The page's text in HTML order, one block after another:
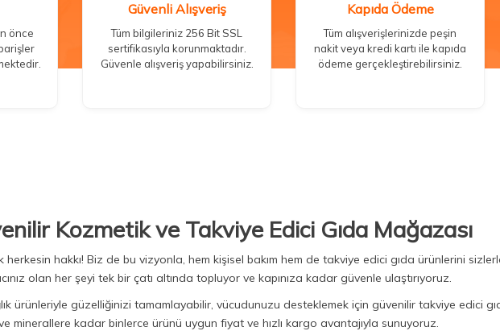
önce
Güvenli Alışveriş
Tüm bilgileriniz 256 Bit SSL
sertifikasıyla korunmaktadır.
Güvenle alışveriş yapabilirsiniz.
Kapıda Ödeme
Tüm alışverişlerinizde peşin
nakit veya kredi kartı ile kapıda
ödeme gerçekleştirebilirsiniz.
Kozmetik ve Takviye Edici Gıda Mağazası
herkesin hakkı! Biz de bu vizyonla, hem kişisel bakım hem de takviye edici gıda ürünlerini
olan her şeyi tek bir çatı altında topluyor ve kapınıza kadar güvenle ulaştırıyoruz.
ürünleriyle güzelliğinizi tamamlayabilir, vücudunuzu desteklemek için güvenilir takviye edici
minerallere kadar binlerce ürünü uygun fiyat ve hızlı kargo avantajıyla sunuyoruz.